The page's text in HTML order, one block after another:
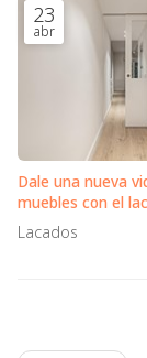
23
abr
Dale una nueva
muebles con el
Lacados